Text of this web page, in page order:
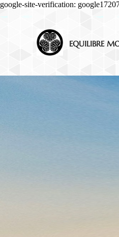
google-site-verification:
EQUILIBRE